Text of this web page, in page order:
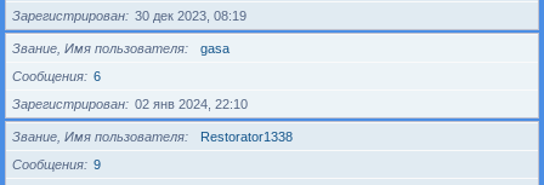
Зарегистрирован
30 дек 2023, 08:19
Звание, Имя пользователя
gasa
Сообщения
6
Зарегистрирован
02 янв 2024, 22:10
Звание, Имя пользователя
Restorator1338
Сообщения
9